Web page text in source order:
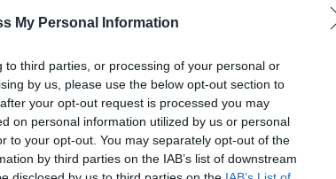
My Personal Information
third parties, or processing of your personal or
by us, please use the below opt-out section to
your opt-out request is processed you may
on personal information utilized by us or personal
to your opt-out. You may separately opt-out of the
by third parties on the IAB’s list of downstream
hogy nem szerelmes
Vicces és kedves, hát
bólogatott és bevallhatóan
semmire. Legfeljebb
tény volt.
rövid időre. A kényelmes
és rádöbbentek arra,